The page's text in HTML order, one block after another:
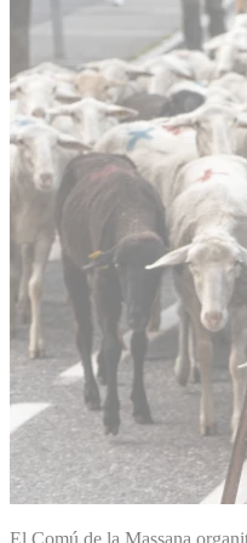
El Comú de la Massana